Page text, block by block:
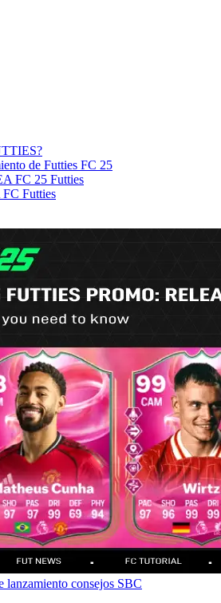
de Futties FC 25
FC 25 Futties
Futties
lanzamiento consejos SBC